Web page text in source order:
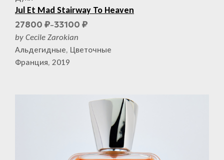
Jul Et Mad Stairway To Heaven
27800 ₽–33100 ₽
by Cecile Zarokian
Альдегидные, Цветочные
Франция, 2019